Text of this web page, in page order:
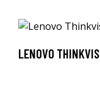
LENOVO